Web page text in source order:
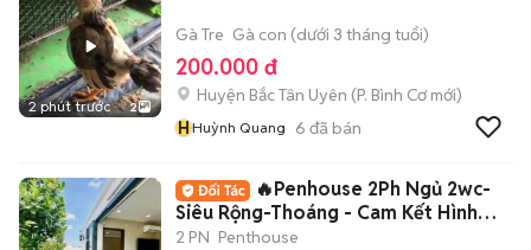
2 phút trước 2
Gà Tre Gà con (dưới 3 tháng tuổi)
200.000 đ
Huyện Bắc Tân Uyên (P. Bình Cơmới)
HHuỳnh Quang 6 đã bán
🔥Penhouse 2Ph Ngủ 2wc-
Siêu Rộng-Thoáng - Cam Kết Hình
Thật Giá Thật
2 PN Penthouse